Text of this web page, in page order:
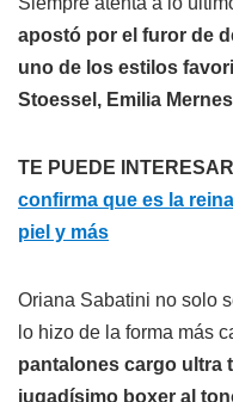
apostó por el furor de
uno de los estilos
Stoessel, Emilia
TE PUEDE
confirma que es la
piel y más
Oriana Sabatini no solo
lo hizo de la forma más
pantalones cargo ultra
jugadísimo boxer al